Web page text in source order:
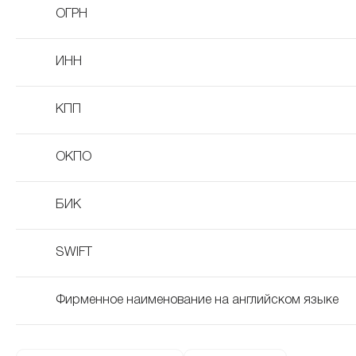
ОГРН
ИНН
КПП
ОКПО
БИК
SWIFT
Фирменное наименование на английском языке